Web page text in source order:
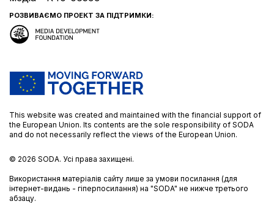
РОЗВИВАЄМО ПРОЕКТ ЗА ПІДТРИМКИ:
This website was created and maintained with the financial support of
the European Union. Its contents are the sole responsibility of SODA
and do not necessarily reflect the views of the European Union.
© 2026 SODA. Усі права захищені.
Використання матеріалів сайту лише за умови посилання (для
інтернет-видань - гіперпосилання) на "SODA" не нижче третього
абзацу.